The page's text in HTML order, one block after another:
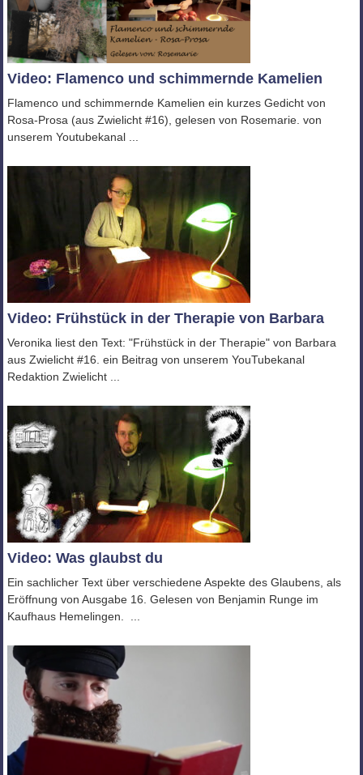
Video: Flamenco und schimmernde Kamelien
Flamenco und schimmernde Kamelien ein kurzes Gedicht von
Rosa-Prosa (aus Zwielicht #16), gelesen von Rosemarie. von
unserem Youtubekanal ...
Video: Frühstück in der Therapie von Barbara
Veronika liest den Text: "Frühstück in der Therapie" von Barbara
aus Zwielicht #16. ein Beitrag von unserem YouTubekanal
Redaktion Zwielicht ...
Video: Was glaubst du
Ein sachlicher Text über verschiedene Aspekte des Glaubens, als
Eröffnung von Ausgabe 16. Gelesen von Benjamin Runge im
Kaufhaus Hemelingen. ...